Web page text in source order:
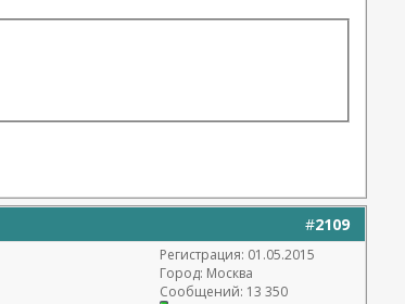
#2109
Регистрация: 01.05.2015
Город: Москва
Сообщений: 13 350